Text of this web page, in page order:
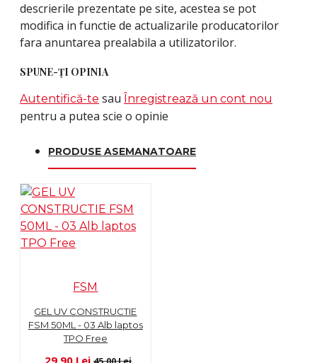
descrierile prezentate pe site, acestea se pot
modifica in functie de actualizarile producatorilor
fara anuntarea prealabila a utilizatorilor.
SPUNE-ŢI OPINIA
Autentifică-te sau Înregistrează un cont nou
pentru a putea scie o opinie
PRODUSE ASEMANATOARE
FSM
GEL UV CONSTRUCTIE
FSM 50ML - 03 Alb laptos
TPO Free
29,90 Lei